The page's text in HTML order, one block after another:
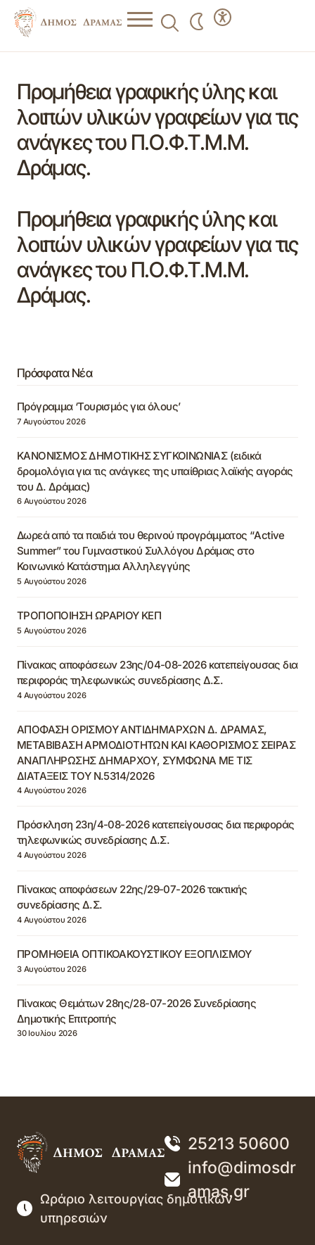
Προμήθεια γραφικής ύλης και
λοιπών υλικών γραφείων για τις
ανάγκες του Π.Ο.Φ.Τ.Μ.Μ.
Δράμας.
Προμήθεια γραφικής ύλης και
λοιπών υλικών γραφείων για τις
ανάγκες του Π.Ο.Φ.Τ.Μ.Μ.
Δράμας.
Πρόσφατα Νέα
Πρόγραμμα ‘Τουρισμός για όλους’
7 Αυγούστου 2026
ΚΑΝΟΝΙΣΜΟΣ ΔΗΜΟΤΙΚΗΣ ΣΥΓΚΟΙΝΩΝΙΑΣ (ειδικά
δρομολόγια για τις ανάγκες της υπαίθριας λαϊκής αγοράς
του Δ. Δράμας)
6 Αυγούστου 2026
Δωρεά από τα παιδιά του θερινού προγράμματος “Active
Summer” του Γυμναστικού Συλλόγου Δράμας στο
Κοινωνικό Κατάστημα Αλληλεγγύης
5 Αυγούστου 2026
ΤΡΟΠΟΠΟΙΗΣΗ ΩΡΑΡΙΟΥ ΚΕΠ
5 Αυγούστου 2026
Πίνακας αποφάσεων 23ης/04-08-2026 κατεπείγουσας δια
περιφοράς τηλεφωνικώς συνεδρίασης Δ.Σ.
4 Αυγούστου 2026
ΑΠΟΦΑΣΗ ΟΡΙΣΜΟΥ ΑΝΤΙΔΗΜΑΡΧΩΝ Δ. ΔΡΑΜΑΣ,
ΜΕΤΑΒΙΒΑΣΗ ΑΡΜΟΔΙΟΤΗΤΩΝ ΚΑΙ ΚΑΘΟΡΙΣΜΟΣ ΣΕΙΡΑΣ
ΑΝΑΠΛΗΡΩΣΗΣ ΔΗΜΑΡΧΟΥ, ΣΥΜΦΩΝΑ ΜΕ ΤΙΣ
ΔΙΑΤΑΞΕΙΣ ΤΟΥ Ν.5314/2026
4 Αυγούστου 2026
Πρόσκληση 23η/4-08-2026 κατεπείγουσας δια περιφοράς
τηλεφωνικώς συνεδρίασης Δ.Σ.
4 Αυγούστου 2026
Πίνακας αποφάσεων 22ης/29-07-2026 τακτικής
συνεδρίασης Δ.Σ.
4 Αυγούστου 2026
ΠΡΟΜΗΘΕΙΑ ΟΠΤΙΚΟΑΚΟΥΣΤΙΚΟΥ ΕΞΟΠΛΙΣΜΟΥ
3 Αυγούστου 2026
Πίνακας Θεμάτων 28ης/28-07-2026 Συνεδρίασης
Δημοτικής Επιτροπής
30 Ιουλίου 2026
25213 50600
info@dimosdr
amas.gr
Ωράριο λειτουργίας δημοτικών
υπηρεσιών